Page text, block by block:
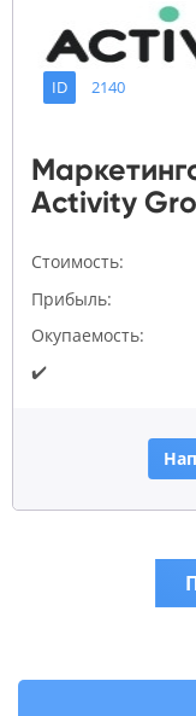
ID 2140
Activity
Стоимость:
Прибыль:
Окупаемость:
✔️